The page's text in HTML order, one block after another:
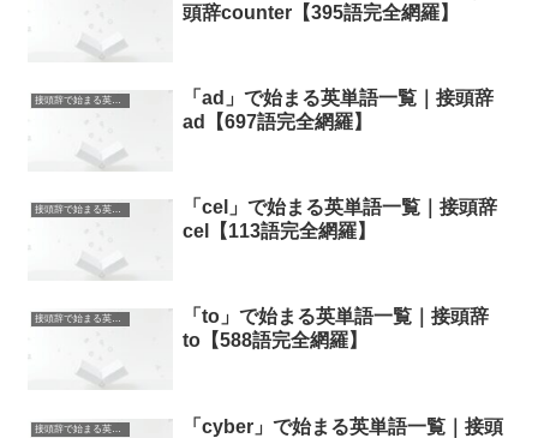
頭辞counter【395語完全網羅】
接頭辞で始まる英単語
「ad」で始まる英単語一覧｜接頭辞
ad【697語完全網羅】
接頭辞で始まる英単語
「cel」で始まる英単語一覧｜接頭辞
cel【113語完全網羅】
接頭辞で始まる英単語
「to」で始まる英単語一覧｜接頭辞
to【588語完全網羅】
接頭辞で始まる英単語
「cyber」で始まる英単語一覧｜接頭